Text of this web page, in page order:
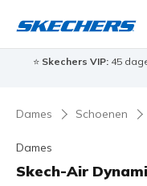
⭐ Skechers VIP:45
Dames Schoenen
Dames
Skech-Air